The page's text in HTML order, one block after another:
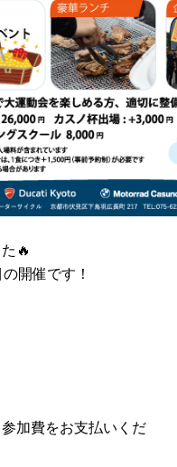
🔥
開催です！
加費をお支払いくだ